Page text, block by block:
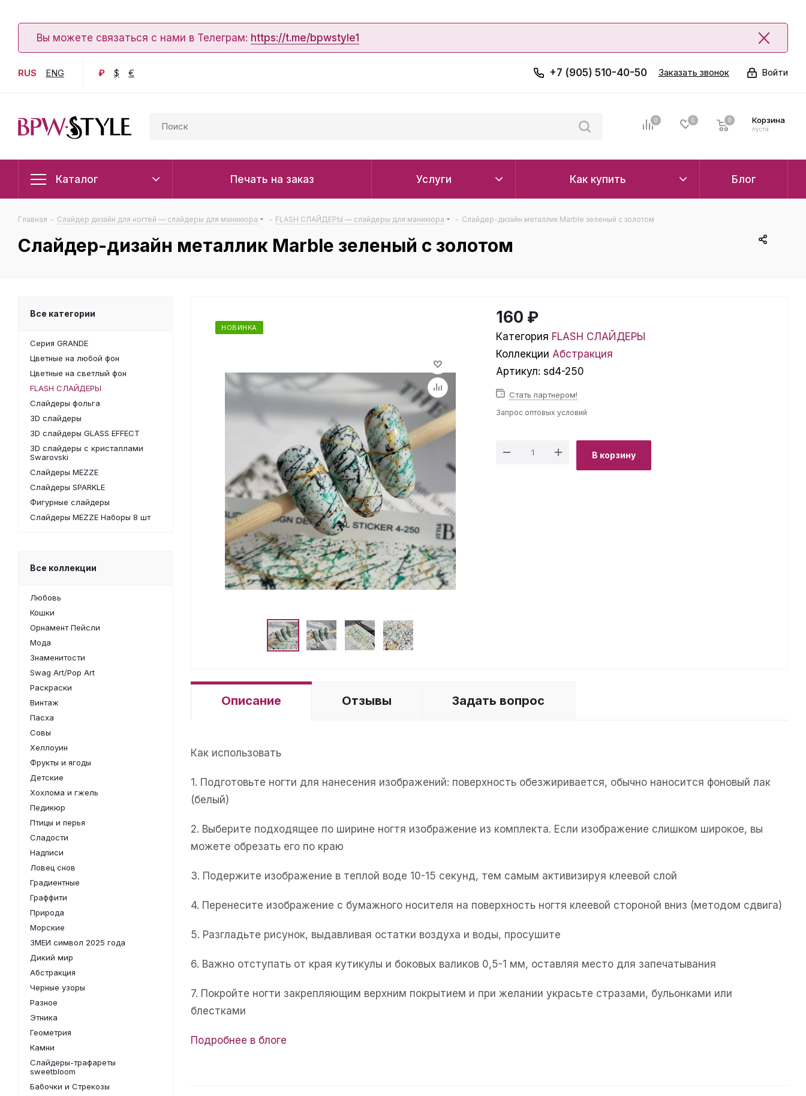
Вы можете связаться с нами в Телеграм: https://t.me/bpwstyle1
RUS ENG ₽ $ € Войти
+7 (905) 510-40-50 Заказать звонок
0 0 Корзина
0
пуста
0
Каталог Печать на заказ Услуги Как купить Блог
Главная - Слайдер дизайн для ногтей — слайдеры для маникюра - FLASH СЛАЙДЕРЫ — слайдеры для маникюра - Слайдер-дизайн металлик Marble зеленый с золотом
Слайдер-дизайн металлик Marble зеленый с золотом
НОВИНКА
160 ₽
Категория FLASH СЛАЙДЕРЫ
Коллекции Абстракция
Артикул: sd4-250
Стать партнером!
Запрос оптовых условий
В корзину
Описание Отзывы Задать вопрос
Как использовать
1. Подготовьте ногти для нанесения изображений: поверхность обезжиривается, обычно наносится фоновый лак
(белый)
2. Выберите подходящее по ширине ногтя изображение из комплекта. Если изображение слишком широкое, вы
можете обрезать его по краю
3. Подержите изображение в теплой воде 10-15 секунд, тем самым активизируя клеевой слой
4. Перенесите изображение с бумажного носителя на поверхность ногтя клеевой стороной вниз (методом сдвига)
5. Разгладьте рисунок, выдавливая остатки воздуха и воды, просушите
6. Важно отступать от края кутикулы и боковых валиков 0,5-1 мм, оставляя место для запечатывания
7. Покройте ногти закрепляющим верхним покрытием и при желании украсьте стразами, бульонками или
блестками
Подробнее в блоге
Все категории
Серия GRANDE
Цветные на любой фон
Цветные на светлый фон
FLASH СЛАЙДЕРЫ
Слайдеры фольга
3D слайдеры
3D слайдеры GLASS EFFECT
3D слайдеры с кристаллами
Swarovski
Слайдеры MEZZE
Слайдеры SPARKLE
Фигурные слайдеры
Слайдеры MEZZE Наборы 8 шт
Все коллекции
Любовь
Кошки
Орнамент Пейсли
Мода
Знаменитости
Swag Art/Pop Art
Раскраски
Винтаж
Пасха
Совы
Хеллоуин
Фрукты и ягоды
Детские
Хохлома и гжель
Педикюр
Птицы и перья
Сладости
Надписи
Ловец снов
Градиентные
Граффити
Природа
Морские
ЗМЕИ символ 2025 года
Дикий мир
Абстракция
Черные узоры
Разное
Этника
Геометрия
Камни
Слайдеры-трафареты
sweetbloom
Бабочки и Стрекозы